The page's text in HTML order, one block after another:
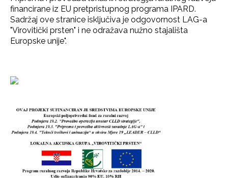
financirane iz EU pretpristupnog programa IPARD.
Sadržaj ove stranice isključiva je odgovornost LAG-a
"Virovitički prsten" i ne odražava nužno stajališta
Europske unije".